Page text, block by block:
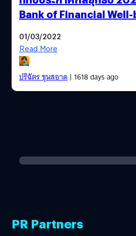
Bank of Financial Well-
01/03/2022
Read More
ปริฉัตร ขุนสอาด| 1618 days ago
PR Partners